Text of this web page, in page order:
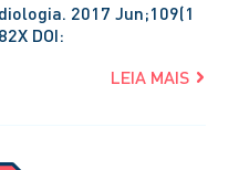
2017 Jun;109(1
DOI:
LEIA MAIS